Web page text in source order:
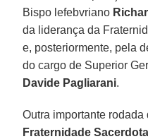
Bispo lefebvriano
da liderança da
e, posteriormente, pela
do cargo de Superior
Davide Pagliarani.
Outra importante rodada
Fraternidade